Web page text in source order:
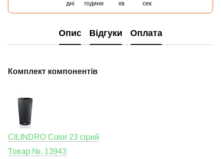
дні години хв сек
Опис Відгуки Оплата
Комплект компонентів
CILINDRO Color 23 сірий
Товар №. 13943